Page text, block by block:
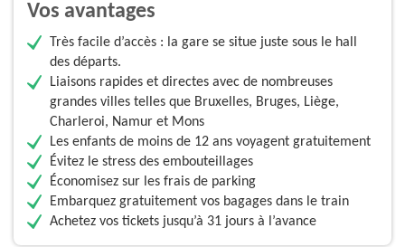
Vos avantages
Très facile d’accès : la gare se situe juste sous le hall
des départs.
Liaisons rapides et directes avec de nombreuses
grandes villes telles que Bruxelles, Bruges, Liège,
Charleroi, Namur et Mons
Les enfants de moins de 12 ans voyagent gratuitement
Évitez le stress des embouteillages
Économisez sur les frais de parking
Embarquez gratuitement vos bagages dans le train
Achetez vos tickets jusqu’à 31 jours à l’avance